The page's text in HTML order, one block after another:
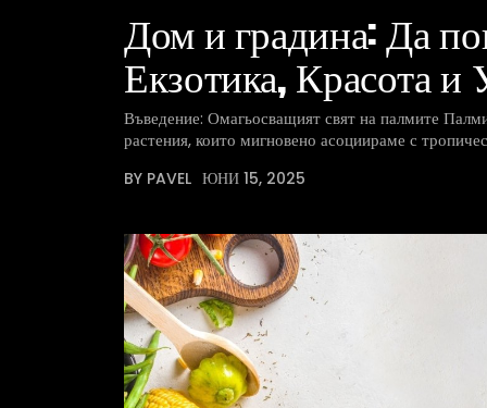
Дом и градина: Да
Екзотика, Красота и
Въведение: Омагьосващият свят на палмите
растения, които мигновено асоциираме с
BY PAVEL ЮНИ 15, 2025